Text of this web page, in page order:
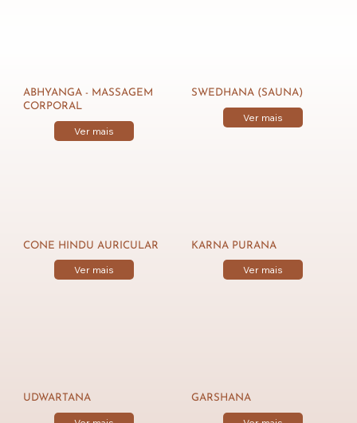
ABHYANGA - MASSAGEM
CORPORAL
Ver mais
SWEDHANA (SAUNA)
Ver mais
CONE HINDU AURICULAR
Ver mais
KARNA PURANA
Ver mais
UDWARTANA GARSHANA